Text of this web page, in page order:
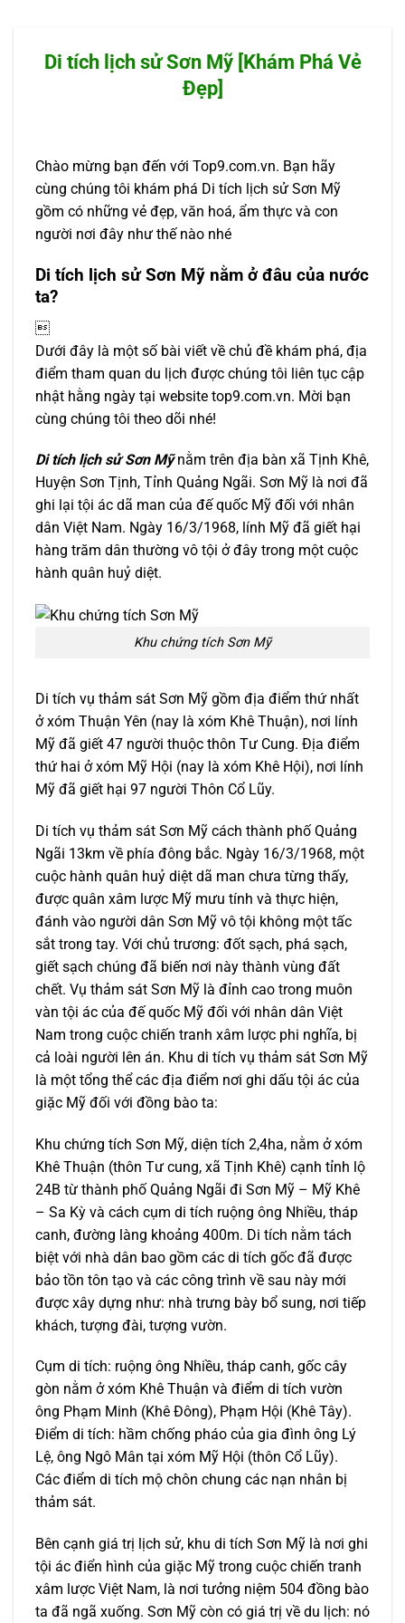
Di tích lịch sử Sơn Mỹ [Khám Phá Vẻ
Đẹp]
Chào mừng bạn đến với Top9.com.vn. Bạn hãy
cùng chúng tôi khám phá Di tích lịch sử Sơn Mỹ
gồm có những vẻ đẹp, văn hoá, ẩm thực và con
người nơi đây như thế nào nhé
Di tích lịch sử Sơn Mỹ nằm ở đâu của nước
ta?

Dưới đây là một số bài viết về chủ đề khám phá, địa
điểm tham quan du lịch được chúng tôi liên tục cập
nhật hằng ngày tại website top9.com.vn. Mời bạn
cùng chúng tôi theo dõi nhé!
Di tích lịch sử Sơn Mỹnằm trên địa bàn xã Tịnh Khê,
Huyện Sơn Tịnh, Tỉnh Quảng Ngãi. Sơn Mỹ là nơi đã
ghi lại tội ác dã man của đế quốc Mỹ đối với nhân
dân Việt Nam. Ngày 16/3/1968, lính Mỹ đã giết hại
hàng trăm dân thường vô tội ở đây trong một cuộc
hành quân huỷ diệt.
Khu chứng tích Sơn Mỹ
Di tích vụ thảm sát Sơn Mỹ gồm địa điểm thứ nhất
ở xóm Thuận Yên (nay là xóm Khê Thuận), nơi lính
Mỹ đã giết 47 người thuộc thôn Tư Cung. Ðịa điểm
thứ hai ở xóm Mỹ Hội (nay là xóm Khê Hội), nơi lính
Mỹ đã giết hại 97 người Thôn Cổ Lũy.
Di tích vụ thảm sát Sơn Mỹ cách thành phố Quảng
Ngãi 13km về phía đông bắc. Ngày 16/3/1968, một
cuộc hành quân huỷ diệt dã man chưa từng thấy,
được quân xâm lược Mỹ mưu tính và thực hiện,
đánh vào người dân Sơn Mỹ vô tội không một tấc
sắt trong tay. Với chủ trương: đốt sạch, phá sạch,
giết sạch chúng đã biến nơi này thành vùng đất
chết. Vụ thảm sát Sơn Mỹ là đỉnh cao trong muôn
vàn tội ác của đế quốc Mỹ đối với nhân dân Việt
Nam trong cuộc chiến tranh xâm lược phi nghĩa, bị
cả loài người lên án. Khu di tích vụ thảm sát Sơn Mỹ
là một tổng thể các địa điểm nơi ghi dấu tội ác của
giặc Mỹ đối với đồng bào ta:
Khu chứng tích Sơn Mỹ, diện tích 2,4ha, nằm ở xóm
Khê Thuận (thôn Tư cung, xã Tịnh Khê) cạnh tỉnh lộ
24B từ thành phố Quảng Ngãi đi Sơn Mỹ – Mỹ Khê
– Sa Kỳ và cách cụm di tích ruộng ông Nhiều, tháp
canh, đường làng khoảng 400m. Di tích nằm tách
biệt với nhà dân bao gồm các di tích gốc đã được
bảo tồn tôn tạo và các công trình về sau này mới
được xây dựng như: nhà trưng bày bổ sung, nơi tiếp
khách, tượng đài, tượng vườn.
Cụm di tích: ruộng ông Nhiều, tháp canh, gốc cây
gòn nằm ở xóm Khê Thuận và điểm di tích vườn
ông Phạm Minh (Khê Ðông), Phạm Hội (Khê Tây).
Ðiểm di tích: hầm chống pháo của gia đình ông Lý
Lệ, ông Ngô Mân tại xóm Mỹ Hội (thôn Cổ Lũy).
Các điểm di tích mộ chôn chung các nạn nhân bị
thảm sát.
Bên cạnh giá trị lịch sử, khu di tích Sơn Mỹ là nơi ghi
tội ác điển hình của giặc Mỹ trong cuộc chiến tranh
xâm lược Việt Nam, là nơi tưởng niệm 504 đồng bào
ta đã ngã xuống. Sơn Mỹ còn có giá trị về du lịch: nó